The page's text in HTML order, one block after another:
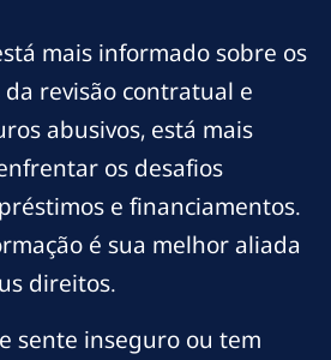
mais informado sobre os
revisão contratual e
abusivos, está mais
os desafios
e financiamentos.
é sua melhor aliada
direitos.
sente inseguro ou tem